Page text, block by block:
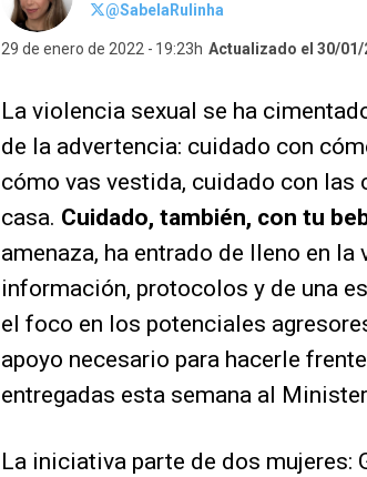
@SabelaRulinha
29 de enero de 2022 19:23h Actualizado el 30/01/
La violencia sexual se ha
de la advertencia: cuidado con
cómo vas vestida, cuidado con las
casa. Cuidado, también, con tu
amenaza, ha entrado de lleno en
información, protocolos y de una
el foco en los potenciales
apoyo necesario para hacerle
entregadas esta semana al
La iniciativa parte de dos mujeres: